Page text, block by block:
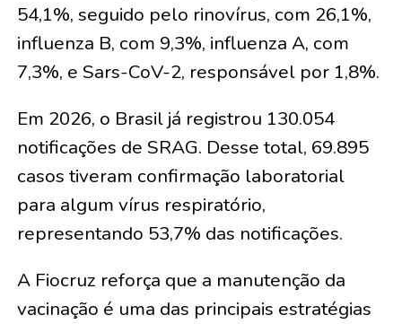
54,1%, seguido pelo rinovírus, com 26,1%,
influenza B, com 9,3%, influenza A, com
7,3%, e Sars-CoV-2, responsável por 1,8%.
Em 2026, o Brasil já registrou 130.054
notificações de SRAG. Desse total, 69.895
casos tiveram confirmação laboratorial
para algum vírus respiratório,
representando 53,7% das notificações.
A Fiocruz reforça que a manutenção da
vacinação é uma das principais estratégias